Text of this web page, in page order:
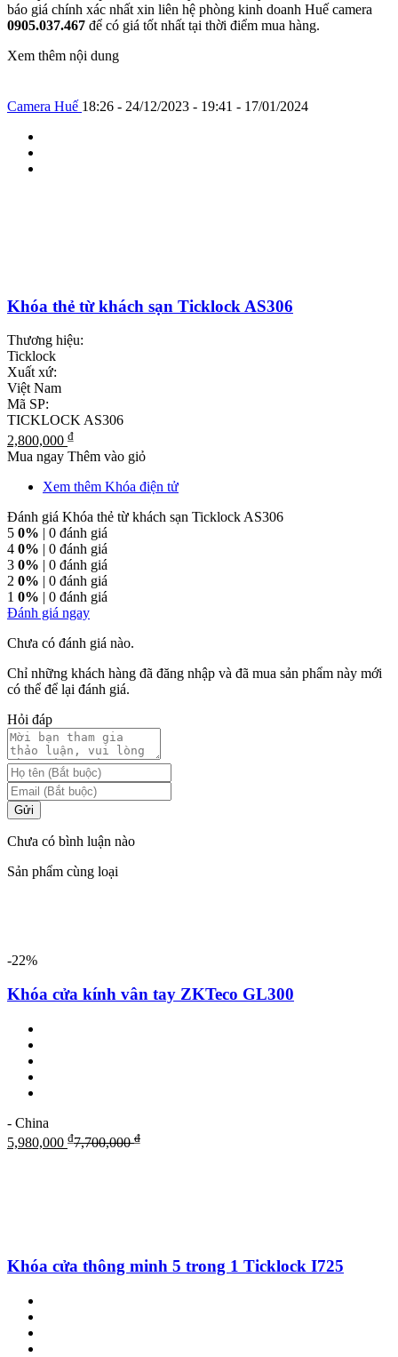
báo giá chính xác nhất xin liên hệ phòng kinh doanh Huế camera
0905.037.467 để có giá tốt nhất tại thời điểm mua hàng.
Xem thêm nội dung
Camera Huế 18:26 - 24/12/2023 - 19:41 - 17/01/2024
Khóa thẻ từ khách sạn Ticklock AS306
Thương hiệu:
Ticklock
Xuất xứ:
Việt Nam
Mã SP:
TICKLOCK AS306
2,800,000 ₫
Mua ngay Thêm vào giỏ
Xem thêm Khóa điện tử
Đánh giá Khóa thẻ từ khách sạn Ticklock AS306
5 0% | 0 đánh giá
4 0% | 0 đánh giá
3 0% | 0 đánh giá
2 0% | 0 đánh giá
1 0% | 0 đánh giá
Đánh giá ngay
Chưa có đánh giá nào.
Chỉ những khách hàng đã đăng nhập và đã mua sản phẩm này mới
có thể để lại đánh giá.
Hỏi đáp
Gửi
Chưa có bình luận nào
Sản phẩm cùng loại
-22%
Khóa cửa kính vân tay ZKTeco GL300
- China
5,980,000 ₫7,700,000₫
Khóa cửa thông minh 5 trong 1 Ticklock I725